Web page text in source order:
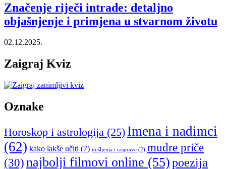
Značenje riječi intrade: detaljno
objašnjenje i primjena u stvarnom životu
02.12.2025.
Zaigraj Kviz
Oznake
Horoskop i astrologija (25) Imena i nadimci
(62) kako lakše učiti (7) mišljenja i rasprave (2) mudre priče
(30) najbolji filmovi online (55)poezija